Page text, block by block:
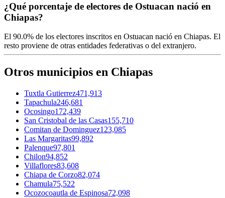
¿Qué porcentaje de electores de Ostuacan nació en
Chiapas?
El 90.0% de los electores inscritos en Ostuacan nació en Chiapas. El
resto proviene de otras entidades federativas o del extranjero.
Otros municipios en Chiapas
Tuxtla Gutierrez471,913
Tapachula246,681
Ocosingo172,439
San Cristobal de las Casas155,710
Comitan de Dominguez123,085
Las Margaritas99,892
Palenque97,801
Chilon94,852
Villaflores83,608
Chiapa de Corzo82,074
Chamula75,522
Ocozocoautla de Espinosa72,098